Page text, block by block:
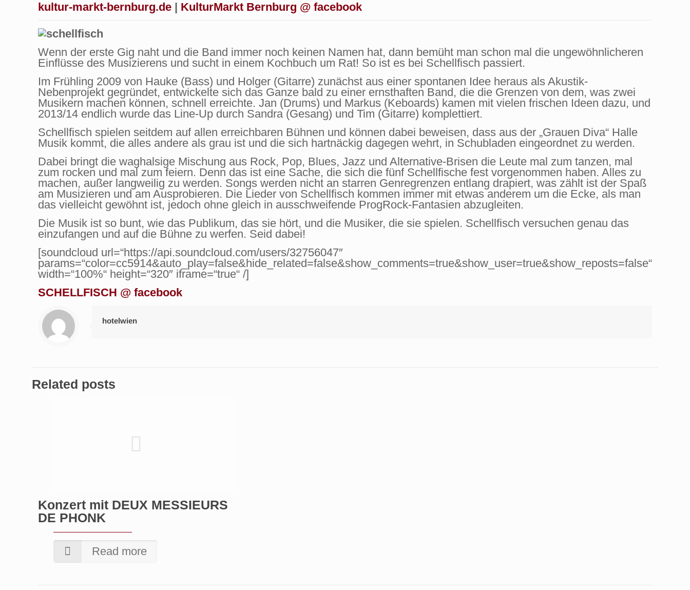
kultur-markt-bernburg.de | KulturMarkt Bernburg @ facebook
Wenn der erste Gig naht und die Band immer noch keinen Namen hat, dann bemüht man schon mal die ungewöhnlicheren
Einflüsse des Musizierens und sucht in einem Kochbuch um Rat! So ist es bei Schellfisch passiert.
Im Frühling 2009 von Hauke (Bass) und Holger (Gitarre) zunächst aus einer spontanen Idee heraus als Akustik-
Nebenprojekt gegründet, entwickelte sich das Ganze bald zu einer ernsthaften Band, die die Grenzen von dem, was zwei
Musikern machen können, schnell erreichte. Jan (Drums) und Markus (Keboards) kamen mit vielen frischen Ideen dazu, und
2013/14 endlich wurde das Line-Up durch Sandra (Gesang) und Tim (Gitarre) komplettiert.
Schellfisch spielen seitdem auf allen erreichbaren Bühnen und können dabei beweisen, dass aus der „Grauen Diva“ Halle
Musik kommt, die alles andere als grau ist und die sich hartnäckig dagegen wehrt, in Schubladen eingeordnet zu werden.
Dabei bringt die waghalsige Mischung aus Rock, Pop, Blues, Jazz und Alternative-Brisen die Leute mal zum tanzen, mal
zum rocken und mal zum feiern. Denn das ist eine Sache, die sich die fünf Schellfische fest vorgenommen haben. Alles zu
machen, außer langweilig zu werden. Songs werden nicht an starren Genregrenzen entlang drapiert, was zählt ist der Spaß
am Musizieren und am Ausprobieren. Die Lieder von Schellfisch kommen immer mit etwas anderem um die Ecke, als man
das vielleicht gewöhnt ist, jedoch ohne gleich in ausschweifende ProgRock-Fantasien abzugleiten.
Die Musik ist so bunt, wie das Publikum, das sie hört, und die Musiker, die sie spielen. Schellfisch versuchen genau das
einzufangen und auf die Bühne zu werfen. Seid dabei!
[soundcloud url=“https://api.soundcloud.com/users/32756047″
params=“color=cc5914&auto_play=false&hide_related=false&show_comments=true&show_user=true&show_reposts=false“
width=“100%“ height=“320″ iframe=“true“ /]
SCHELLFISCH @ facebook
hotelwien
Related posts
Konzert mit DEUX MESSIEURS
DE PHONK
Read more